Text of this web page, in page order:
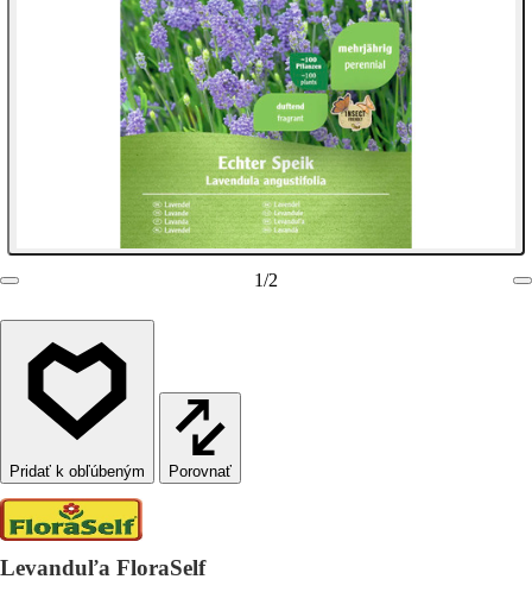
1/2
Porovnať
Levanduľa FloraSelf